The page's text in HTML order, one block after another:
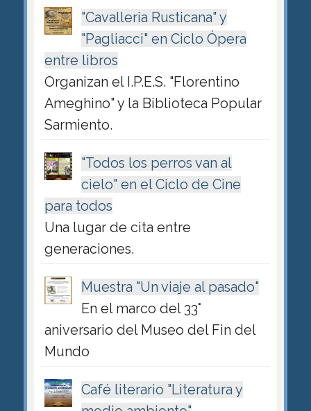
"Cavalleria Rusticana" y
"Pagliacci" en Ciclo Ópera
entre libros
Organizan el I.P.E.S. "Florentino
Ameghino" y la Biblioteca Popular
Sarmiento.
"Todos los perros van al
cielo" en el Ciclo de Cine
para todos
Una lugar de cita entre
generaciones.
Muestra "Un viaje al pasado"
En el marco del 33°
aniversario del Museo del Fin del
Mundo
Café literario "Literatura y